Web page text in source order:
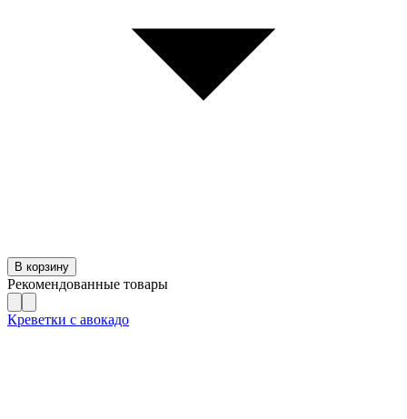
В корзину
Рекомендованные товары
Креветки с авокадо